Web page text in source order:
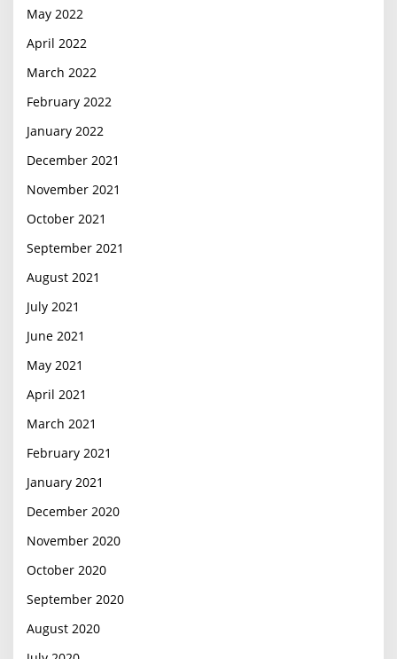
May 2022
April 2022
March 2022
February 2022
January 2022
December 2021
November 2021
October 2021
September 2021
August 2021
July 2021
June 2021
May 2021
April 2021
March 2021
February 2021
January 2021
December 2020
November 2020
October 2020
September 2020
August 2020